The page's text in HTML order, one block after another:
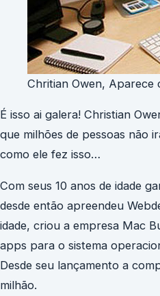
Chritian Owen, Aparece
É isso ai galera! Christian
que milhões de pessoas não
como ele fez isso…
Com seus 10 anos de idade
desde então apreendeu
idade, criou a empresa Mac
apps para o sistema
Desde seu lançamento a
milhão.